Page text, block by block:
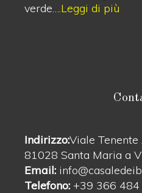
verde….Leggi di più
Indirizzo:Viale
81028 Santa Maria a
Email:
Telefono: +39 366